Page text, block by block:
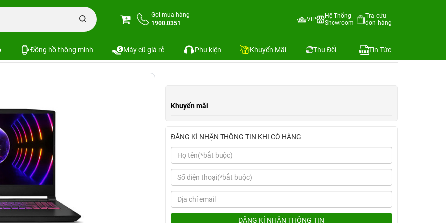
Gọi mua hàng
1900.0351
VIP
Hệ Thống
Showroom
Tra cứu
đơn hàng
Đồng hồ thông minh Máy cũ giá rẻ Phụ kiện Khuyến Mãi Thu Đổi Tin Tức
MSI Cyborg 15 (Intel Core i5-13420H, 16GB | 512GB, 15.6", FHD, 144Hz)
16GB | 512GB, 15.6", FHD, 144Hz)
Khuyến mãi
ĐĂNG KÍ NHẬN THÔNG TIN KHI CÓ HÀNG
ĐĂNG KÍ NHẬN THÔNG TIN